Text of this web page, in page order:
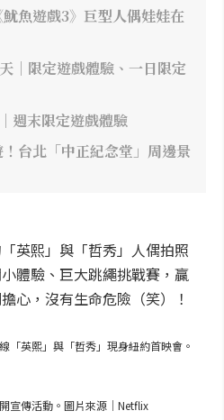
魚遊戲3》巨型人偶娃娃在
｜限定遊戲體驗、一日限定
週末限定遊戲體驗
！台北「中正紀念堂」周邊景
英熙」與「哲秀」人偶拍照
體驗、巨大跳繩挑戰賽，贏
心，沒有生命危險（笑）！
「英熙」與「哲秀」現身紐約首映會。
宣傳活動。圖片來源｜Netflix